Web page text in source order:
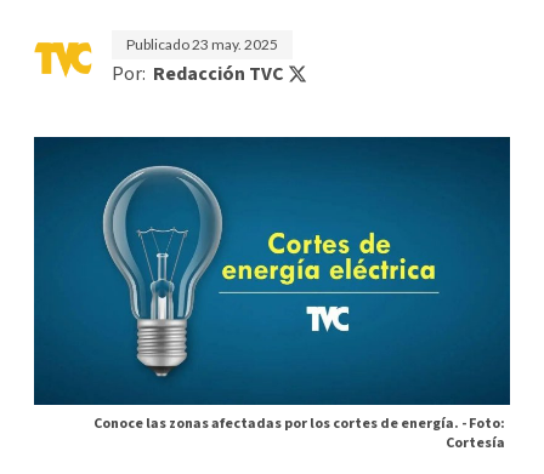
Publicado23 may. 2025
Por: Redacción TVC
Conoce las zonas afectadas por los cortes de energía. -Foto:
Cortesía